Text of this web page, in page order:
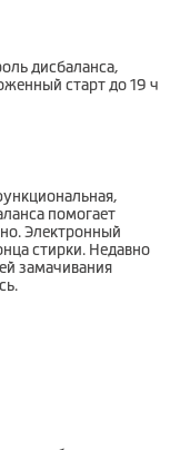
дисбаланса,
старт до 19 ч
помогает
Электронный
стирки. Недавно
замачивания